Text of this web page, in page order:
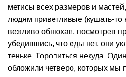
метисы всех размеров и
людям приветливые (кушать-то
вежливо обнюхав, посмотрев
убедившись, что еды нет, они
теньке. Торопиться некуда.
обложили четверо, которых мы